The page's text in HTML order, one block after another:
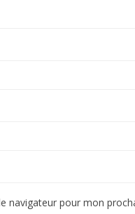
navigateur pour mon